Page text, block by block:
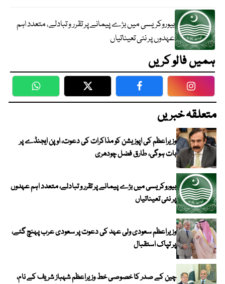
بیوروکریسی میں بڑے پیمانے پر تقرر و تبادلے، متعدد اہم
عہدوں پر نئی تعیناتیاں
ہمیں فالو کریں
WhatsApp Twitter Facebook
متعلقہ خبریں
وزیراعظم کی اپوزیشن کو مذاکرات کی دعوت، اوپن ایجنڈے پر
بات ہوگی، طارق فضل چودھری
بیوروکریسی میں بڑے پیمانے پر تقرر و تبادلے، متعدد اہم عہدوں
پر نئی تعیناتیاں
وزیراعظم سعودی ولی عہد کی دعوت پر سعودی عرب پہنچ گئے،
پر تپاک استقبال
چین کے صدر کا خصوصی خط وزیراعظم شہباز شریف کے نام،